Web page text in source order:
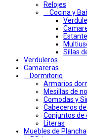
Relojes
Cocina y
Sillas
Verduleros
Camareras
Dormitorio
Armarios
Mesillas de
Comodas y
Cabeceros
Conjuntos de
Literas
Muebles de Plancha